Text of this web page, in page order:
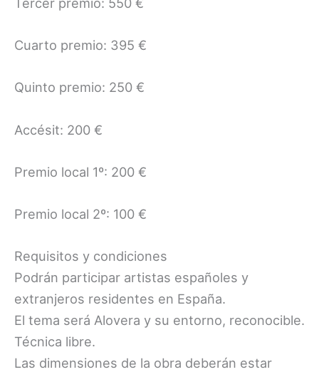
Cuarto premio: 395 €
Quinto premio: 250 €
Accésit: 200 €
Premio local 1º: 200 €
Premio local 2º: 100 €
Requisitos y condiciones
Podrán participar artistas españoles y
extranjeros residentes en España.
El tema será Alovera y su entorno, reconocible.
Técnica libre.
Las dimensiones de la obra deberán estar